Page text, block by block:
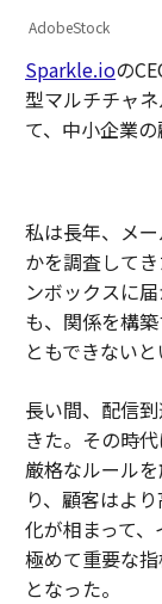
AdobeStock
Sparkle.ioの
型マルチチャ
て、中小企業の
私は長年、メ
かを調査して
ンボックスに
も、関係を構
ともできないと
長い間、配信
きた。その時
厳格なルール
り、顧客はよ
化が相まって
極めて重要な
となった。